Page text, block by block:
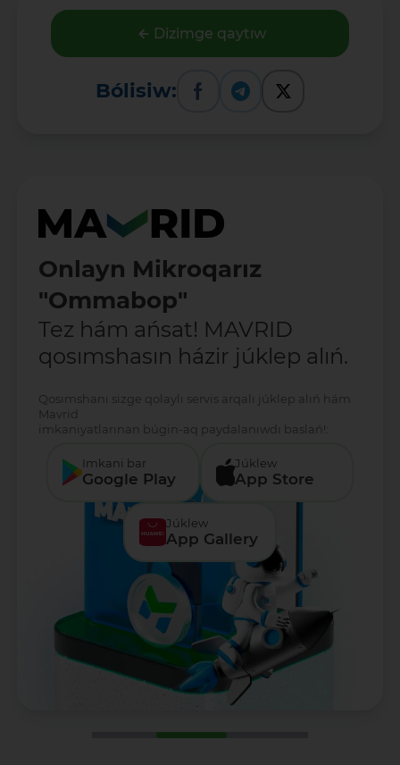
Dizimge qaytıw
Bólisiw:
Onlayn Mikroqarız
"Ommabop"
Tez hám ańsat! MAVRID
qosımshasın házir júklep alıń.
Qosımshanı sizge qolaylı servis arqalı júklep alıń hám
Mavrid
imkaniyatlarınan búgin-aq paydalanıwdı baslań!:
Imkani bar
Google Play
Júklew
App Store
Júklew
App Gallery